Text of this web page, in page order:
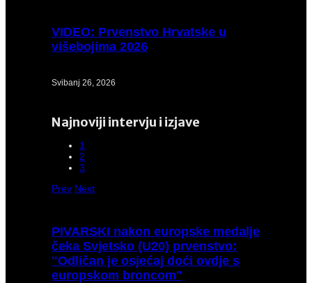
VIDEO: Prvenstvo Hrvatske u
višebojima 2026
Svibanj 26, 2026
Najnoviji intervju i izjave
1
2
3
Prev Next
PIVARSKI nakon europske medalje
čeka Svjetsko (U20) prvenstvo:
"Odličan je osjećaj doći ovdje s
europskom broncom"